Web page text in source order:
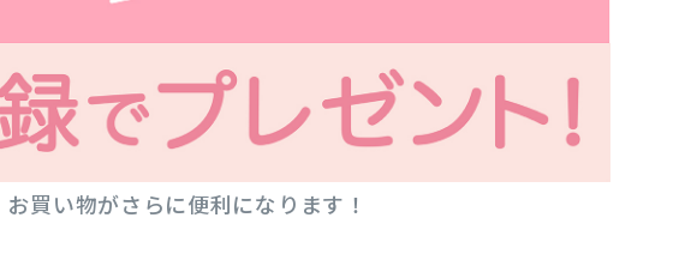
買い物がさらに便利になります！